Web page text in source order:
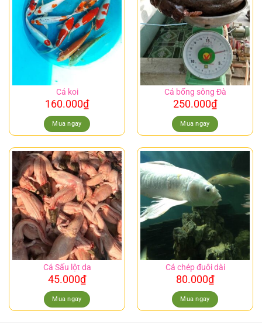
Cá koi
160.000₫
Mua ngay
Cá bống sông Đà
250.000₫
Mua ngay
Cá Sấu lột da
45.000₫
Mua ngay
Cá chép đuôi dài
80.000₫
Mua ngay